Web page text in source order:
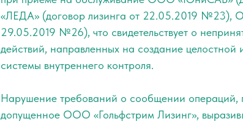
«ЛЕДА» (договор лизинга от 22.05.2019 №23),
29.05.2019 №26), что свидетельствует о
действий, направленных на создание
системы внутреннего контроля.
Нарушение требований о сообщении операций,
допущенное ООО «Гольфстрим Лизинг»,